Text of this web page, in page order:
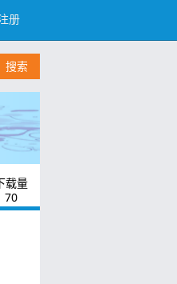
册
搜索
载量
70